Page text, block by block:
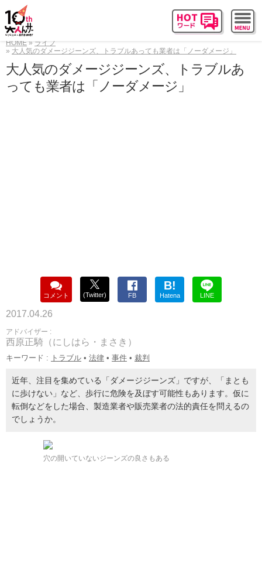
HOME
ライフ
大人気のダメージジーンズ、トラブルあっても業者は「ノーダメージ」
大人気のダメージジーンズ、トラブルあ
っても業者は「ノーダメージ」
コメント (Twitter) FB
B!
Hatena LINE
2017.04.26
アドバイザー :
西原正騎（にしはら・まさき）
キーワード : トラブル • 法律 • 事件 • 裁判
近年、注目を集めている「ダメージジーンズ」ですが、「まとも
に歩けない」など、歩行に危険を及ぼす可能性もあります。仮に
転倒などをした場合、製造業者や販売業者の法的責任を問えるの
でしょうか。
穴の開いていないジーンズの良さもある